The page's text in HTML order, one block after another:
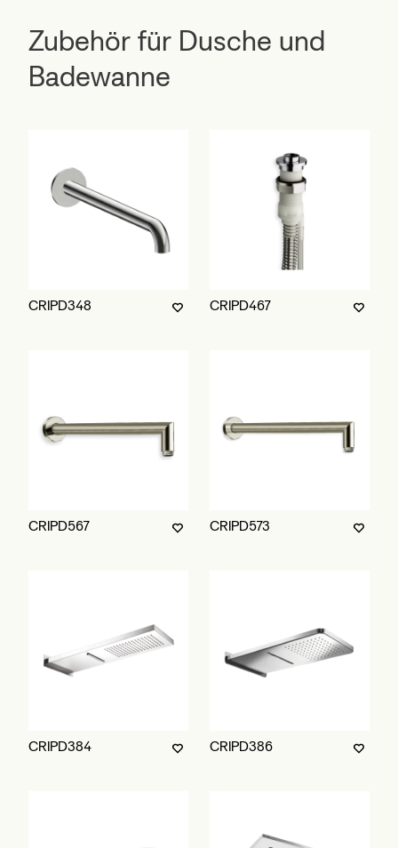
Zubehör für Dusche und
Badewanne
CRIPD348 CRIPD467
CRIPD567 CRIPD573
CRIPD384 CRIPD386